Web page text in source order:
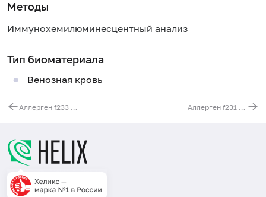
Методы
Иммунохемилюминесцентный анализ
Тип биоматериала
Венозная кровь
Аллерген f233 - овомукоид, IgG Аллерген f231 - кипяченое молоко, IgG